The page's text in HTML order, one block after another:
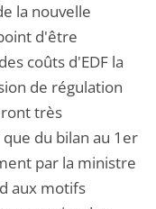
la nouvelle
d'être
coûts d'EDF la
de régulation
très
du bilan au 1er
par la ministre
aux motifs